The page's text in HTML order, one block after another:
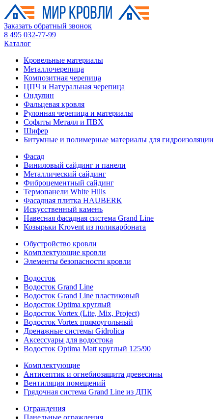
Заказать обратный звонок
8 495 032-77-99
Каталог
Кровельные материалы
Металлочерепица
Композитная черепица
ЦПЧ и Натуральная черепица
Ондулин
Фальцевая кровля
Рулонная черепица и материалы
Софиты Металл и ПВХ
Шифер
Битумные и полимерные материалы для гидроизоляции
Фасад
Виниловый сайдинг и панели
Металлический сайдинг
Фиброцементный сайдинг
Термопанели White Hills
Фасадная плитка HAUBERK
Искусственный камень
Навесная фасадная система Grand Line
Козырьки Krovent из поликарбоната
Обустройство кровли
Комплектующие кровли
Элементы безопасности кровли
Водосток
Водосток Grand Line
Водосток Grand Line пластиковый
Водосток Optima круглый
Водосток Vortex (Lite, Mix, Project)
Водосток Vortex прямоугольный
Дренажные системы Gidrolica
Аксессуары для водостока
Водосток Optima Matt круглый 125/90
Комплектующие
Антисептик и огнебиозащита древесины
Вентиляция помещений
Грядочная система Grand Line из ДПК
Ограждения
Панельные ограждения